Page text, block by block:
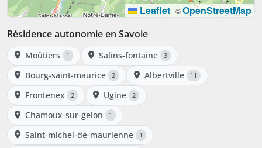
Leaflet | ©OpenStreetMap
Résidence autonomie en Savoie
Moûtiers 1 Salins-fontaine 3
Bourg-saint-maurice 2 Albertville 11
Frontenex 2 Ugine 2
Chamoux-sur-gelon 1
Saint-michel-de-maurienne 1